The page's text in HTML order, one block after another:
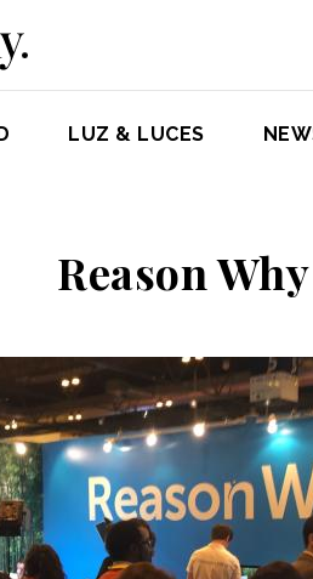
LUZ & LUCES
Reason